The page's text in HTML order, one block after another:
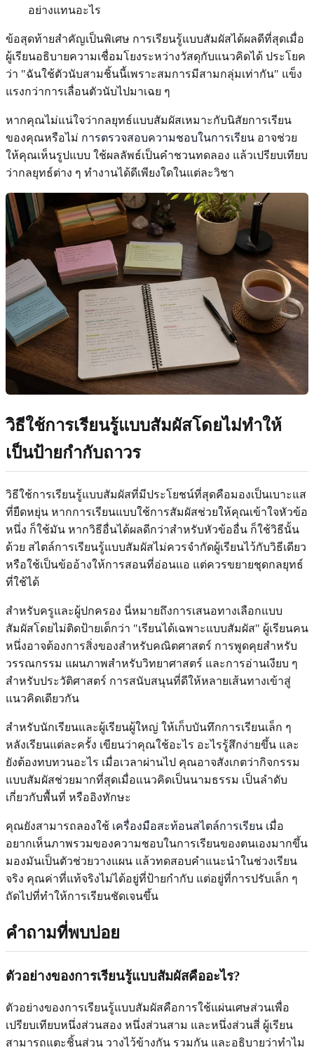
อย่างแทนอะไร
ข้อสุดท้ายสำคัญเป็นพิเศษ การเรียนรู้แบบสัมผัสได้ผลดีที่สุดเมื่อ
ผู้เรียนอธิบายความเชื่อมโยงระหว่างวัสดุกับแนวคิดได้ ประโยค
ว่า "ฉันใช้ตัวนับสามชิ้นนี้เพราะสมการมีสามกลุ่มเท่ากัน" แข็ง
แรงกว่าการเลื่อนตัวนับไปมาเฉย ๆ
หากคุณไม่แน่ใจว่ากลยุทธ์แบบสัมผัสเหมาะกับนิสัยการเรียน
ของคุณหรือไม่ การตรวจสอบความชอบในการเรียน อาจช่วย
ให้คุณเห็นรูปแบบ ใช้ผลลัพธ์เป็นคำชวนทดลอง แล้วเปรียบเทียบ
ว่ากลยุทธ์ต่าง ๆ ทำงานได้ดีเพียงใดในแต่ละวิชา
วิธีใช้การเรียนรู้แบบสัมผัสโดยไม่ทำให้
เป็นป้ายกำกับถาวร
วิธีใช้การเรียนรู้แบบสัมผัสที่มีประโยชน์ที่สุดคือมองเป็นเบาะแส
ที่ยืดหยุ่น หากการเรียนแบบใช้การสัมผัสช่วยให้คุณเข้าใจหัวข้อ
หนึ่ง ก็ใช้มัน หากวิธีอื่นได้ผลดีกว่าสำหรับหัวข้ออื่น ก็ใช้วิธีนั้น
ด้วย สไตล์การเรียนรู้แบบสัมผัสไม่ควรจำกัดผู้เรียนไว้กับวิธีเดียว
หรือใช้เป็นข้ออ้างให้การสอนที่อ่อนแอ แต่ควรขยายชุดกลยุทธ์
ที่ใช้ได้
สำหรับครูและผู้ปกครอง นี่หมายถึงการเสนอทางเลือกแบบ
สัมผัสโดยไม่ติดป้ายเด็กว่า "เรียนได้เฉพาะแบบสัมผัส" ผู้เรียนคน
หนึ่งอาจต้องการสิ่งของสำหรับคณิตศาสตร์ การพูดคุยสำหรับ
วรรณกรรม แผนภาพสำหรับวิทยาศาสตร์ และการอ่านเงียบ ๆ
สำหรับประวัติศาสตร์ การสนับสนุนที่ดีให้หลายเส้นทางเข้าสู่
แนวคิดเดียวกัน
สำหรับนักเรียนและผู้เรียนผู้ใหญ่ ให้เก็บบันทึกการเรียนเล็ก ๆ
หลังเรียนแต่ละครั้ง เขียนว่าคุณใช้อะไร อะไรรู้สึกง่ายขึ้น และ
ยังต้องทบทวนอะไร เมื่อเวลาผ่านไป คุณอาจสังเกตว่ากิจกรรม
แบบสัมผัสช่วยมากที่สุดเมื่อแนวคิดเป็นนามธรรม เป็นลำดับ
เกี่ยวกับพื้นที่ หรืออิงทักษะ
คุณยังสามารถลองใช้ เครื่องมือสะท้อนสไตล์การเรียน เมื่อ
อยากเห็นภาพรวมของความชอบในการเรียนของตนเองมากขึ้น
มองมันเป็นตัวช่วยวางแผน แล้วทดสอบคำแนะนำในช่วงเรียน
จริง คุณค่าที่แท้จริงไม่ได้อยู่ที่ป้ายกำกับ แต่อยู่ที่การปรับเล็ก ๆ
ถัดไปที่ทำให้การเรียนชัดเจนขึ้น
คำถามที่พบบ่อย
ตัวอย่างของการเรียนรู้แบบสัมผัสคืออะไร?
ตัวอย่างของการเรียนรู้แบบสัมผัสคือการใช้แผ่นเศษส่วนเพื่อ
เปรียบเทียบหนึ่งส่วนสอง หนึ่งส่วนสาม และหนึ่งส่วนสี่ ผู้เรียน
สามารถแตะชิ้นส่วน วางไว้ข้างกัน รวมกัน และอธิบายว่าทำไม